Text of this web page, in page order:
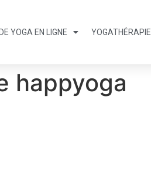
YOGA EN LIGNE YOGATHÉRAPIE
happyoga